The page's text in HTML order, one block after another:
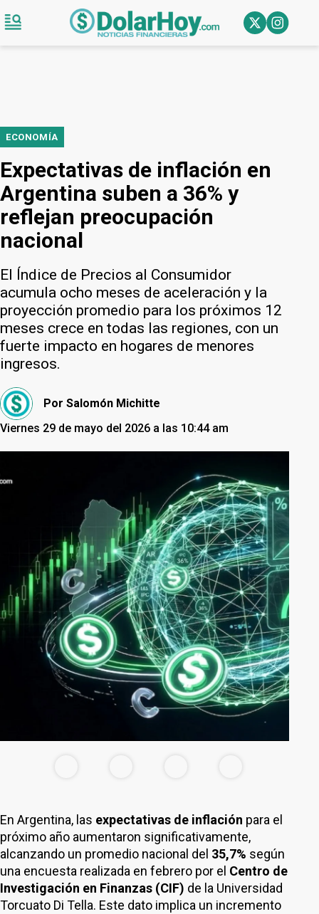
ECONOMÍA
Expectativas de inflación en
Argentina suben a 36% y
reflejan preocupación
nacional
El Índice de Precios al Consumidor
acumula ocho meses de aceleración y la
proyección promedio para los próximos 12
meses crece en todas las regiones, con un
fuerte impacto en hogares de menores
ingresos.
Por Salomón Michitte
Viernes 29 de mayo del 2026 a las 10:44 am
En Argentina, las expectativas de inflación para el
próximo año aumentaron significativamente,
alcanzando un promedio nacional del 35,7% según
una encuesta realizada en febrero por el Centro de
Investigación en Finanzas (CIF) de la Universidad
Torcuato Di Tella. Este dato implica un incremento